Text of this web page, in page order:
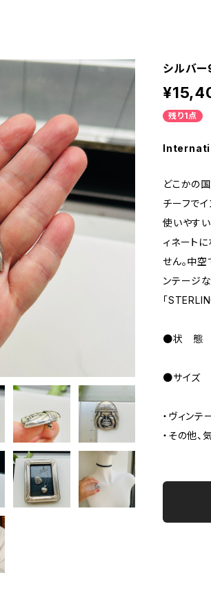
シルバ
残り1点
どこかの
チーフで
使いやす
ィネート
せん。中
ンテージ
「
●状 態
●サイズ
・ヴィン
・その他